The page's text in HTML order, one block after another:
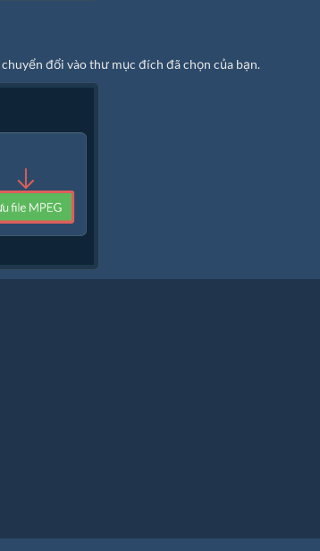
đổi vào thư mục đích đã chọn của bạn.